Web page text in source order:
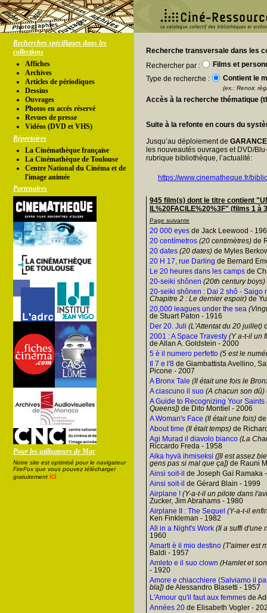
Recherches spécifiques dans les
collections
Affiches
Archives
Articles de périodiques
Dessins
Ouvrages
Photos en accés réservé
Revues de presse
Vidéos (DVD et VHS)
Répertoires
La Cinémathèque française
La Cinémathèque de Toulouse
Centre National du Cinéma et de
l'image animée
Partenaires
Pour les utilisateurs de Mac
Notre site est optimisé pour le navigateur
FireFox que vous pouvez télécharger
gratuitement ici
Recherche transversale dans les
Rechercher par :
Films et
Type de recherche :
Contient le
(ex.: Renoir,
Accès à la recherche thématique
Suite à la refonte en cours du
Jusqu’au déploiement de
les nouveautés ouvrages et DVD/
rubrique bibliothèque, l’actualité:
https://www.cinematheque.fr/
945 film(s) dont le titre contient
IL%20FACILE%20%3F" (films 1 à
Page suivante
20 000 eyes de Jack Leewood -
20 centímetros (20 centimètres) de
20 dates (20 dates) de Myles
20 H 17, rue Darling de Bernard
Le 20 heures dans les camps de
20-seiki shônen (20th century boys)
20-seiki shônen : Dai 2 shô - Saigo
Chapitre 2 : Le dernier espoir) de
20,000 leagues under the sea
de Stuart Paton - 1916
Der 20. Juli (L'Attentat du 20 juillet)
2001 : A Space Travesty (Y a-t-il un
de Allan A. Goldstein - 2000
5 è il numero perfetto (5 est le
Il 7 e l'8 de Giambattista Avellino,
Picone - 2007
A Bronx Tale (Il était une fois le
A ciascuno il suo (A chacun son dû)
A Guide to Recognizing Your Saints
Queens]) de Dito Montiel - 2006
A Woman's Face (Il était une fois)
About time (Il était temps) de
Agi Murad il diavolo bianco (La
Riccardo Freda - 1958
Aika hyvä ihmiseksi ([Il est assez
gens pas si mal que ça]) de Rauni
Ainsi soit-il de Joseph Gaï Ramaka
Ainsi soit-il de Gérard Blain - 1999
Airplane ! (Y-a-t-il un pilote dans
Zucker, Jim Abrahams - 1980
Airplane II : The Sequel (Y-a-t-il
Ken Finkleman - 1982
All in a Night's Work (Il a suffi d'une
1960
Amarti è il mio destino (T'aimer est
Baldi - 1957
Amleto e il suo clown (Hamlet et
- 1920
Amore e chiacchiere (Salviamo il
bla]) de Alessandro Blasetti - 1957
L'Amour qu'il faut aux femmes de
Années 20 de Elisabeth Vogler -